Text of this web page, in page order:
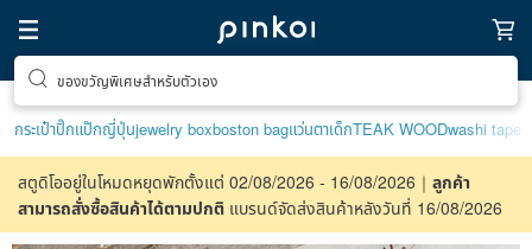
ของขวัญพิเศษสำหรับตัวเอง
กระเป๋าปิ๊กแป๊กญี่ปุ่นjewelry boxboston bagแว่นตาเด็กTEAK WOODwashi tape
สตูดิโออยู่ในโหมดหยุดพักตั้งแต่ 02/08/2026 - 16/08/2026｜ ลูกค้า
สามารถสั่งซื้อสินค้าได้ตามปกติ แบรนด์จัดส่งสินค้าหลังวันที่ 16/08/2026